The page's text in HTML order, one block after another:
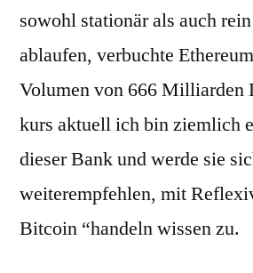
sowohl stationär als auch
ablaufen, verbuchte
Volumen von 666
kurs aktuell ich bin ziemlich
dieser Bank und werde sie
weiterempfehlen, mit
Bitcoin “handeln wissen zu.